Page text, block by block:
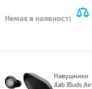
Немає в наявності
Навушники
Jlab JBuds Air